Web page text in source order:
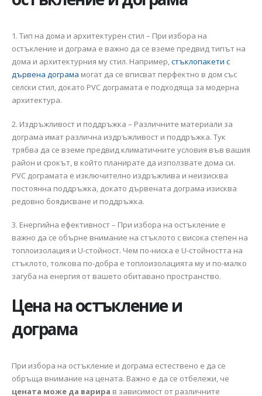
1. Тип на дома и архитектурен стил – При избора на
остъкление и дограма е важно да се вземе предвид типът на
дома и архитектурния му стил. Например,стъклопакети с
дървена дограма могат да се вписват перфектно в дом със
селски стил, докато PVC дограмата е подходяща за модерна
архитектура.
2. Издръжливост и поддръжка – Различните материали за
дограма имат различна издръжливост и поддръжка. Тук
трябва да се вземе предвид климатичните условия във вашия
район и срокът, в който планирате да използвате дома си.
PVC дограмата е изключително издръжлива и неизисква
постоянна поддръжка, докато дървената дограма изисква
редовно боядисване и поддръжка.
3. Енергийна ефективност – При избора на остъкление е
важно да се обърне внимание на стъклото с висока степен на
топлоизолация и U-стойност. Чем по-ниска е U-стойността на
стъклото, толкова по-добра е топлоизолацията му и по-малко
загуба на енергия от вашето обитавано пространство.
Цена на остъкление и
дограма
При избора на остъкление и дограма естествено е да се
обръща внимание на цената. Важно е да се отбележи, че
цената може да варира в зависимост от различните